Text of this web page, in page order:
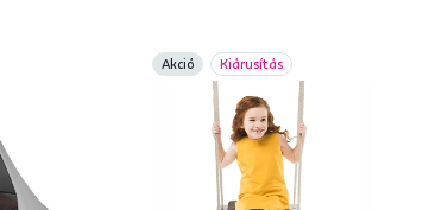
Akció Kiárusítás